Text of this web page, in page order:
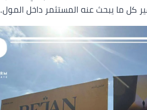
كل ما يبحث عنه المستثمر داخل المول.